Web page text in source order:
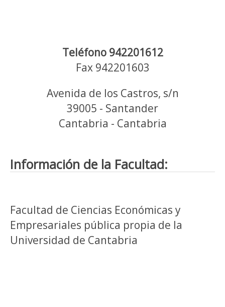
Teléfono 942201612
Fax 942201603
Avenida de los Castros, s/n
39005 - Santander
Cantabria - Cantabria
Información de la Facultad:
Facultad de Ciencias Económicas y
Empresariales pública propia de la
Universidad de Cantabria